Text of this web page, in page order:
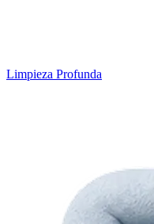
Limpieza Profunda